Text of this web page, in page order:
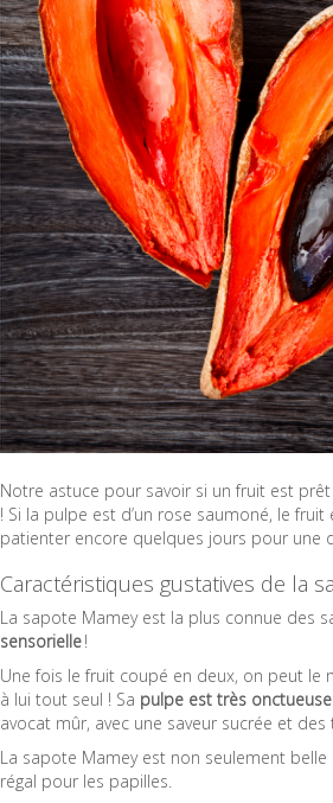
Notre astuce pour savoir si un fruit est
! Si la pulpe est d’un rose saumoné, le
patienter encore quelques jours pour une
Caractéristiques gustatives de la
La sapote Mamey est la plus connue des
sensorielle!
Une fois le fruit coupé en deux, on peut le
à lui tout seul ! Sa pulpe est très
avocat mûr, avec une saveur sucrée et
La sapote Mamey est non seulement
régal pour les papilles.